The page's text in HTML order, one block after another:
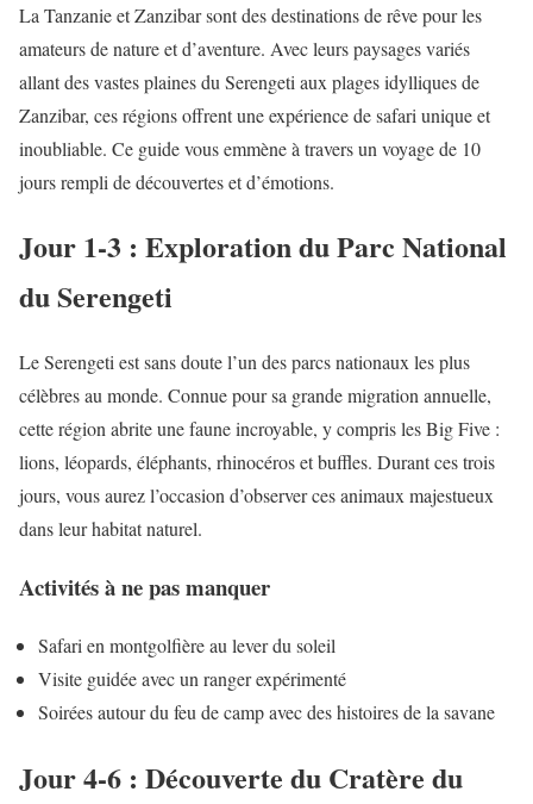
La Tanzanie et Zanzibar sont des destinations de rêve pour les
amateurs de nature et d’aventure. Avec leurs paysages variés
allant des vastes plaines du Serengeti aux plages idylliques de
Zanzibar, ces régions offrent une expérience de safari unique et
inoubliable. Ce guide vous emmène à travers un voyage de 10
jours rempli de découvertes et d’émotions.
Jour 1-3 : Exploration du Parc National
du Serengeti
Le Serengeti est sans doute l’un des parcs nationaux les plus
célèbres au monde. Connue pour sa grande migration annuelle,
cette région abrite une faune incroyable, y compris les Big Five :
lions, léopards, éléphants, rhinocéros et buffles. Durant ces trois
jours, vous aurez l’occasion d’observer ces animaux majestueux
dans leur habitat naturel.
Activités à ne pas manquer
Safari en montgolfière au lever du soleil
Visite guidée avec un ranger expérimenté
Soirées autour du feu de camp avec des histoires de la savane
Jour 4-6 : Découverte du Cratère du